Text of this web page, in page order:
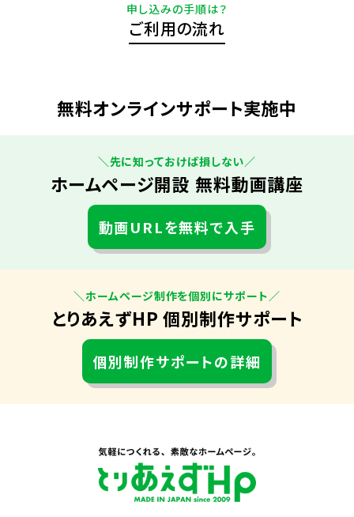
申し込みの手順は？
ご利用の流れ
無料オンラインサポート実施中
＼先に知っておけば損しない／
ホームページ開設 無料動画講座
動画URLを無料で入手
＼ホームページ制作を個別にサポート／
とりあえずHP 個別制作サポート
個別制作サポートの詳細